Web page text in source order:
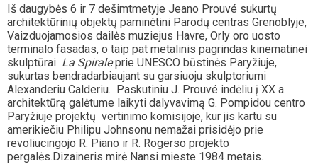
Iš daugybės 6 ir 7 dešimtmetyje Jeano Prouvé sukurtų
architektūrinių objektų paminėtini Parodų centras Grenoblyje,
Vaizduojamosios dailės muziejus Havre, Orly oro uosto
terminalo fasadas, o taip pat metalinis pagrindas kinematinei
skulptūrai La Spiraleprie UNESCO būstinės Paryžiuje,
sukurtas bendradarbiaujant su garsiuoju skulptoriumi
Alexanderiu Calderiu. Paskutiniu J. Prouvé indėliu į XX a.
architektūrą galėtume laikyti dalyvavimą G. Pompidou centro
Paryžiuje projektų vertinimo komisijoje, kur jis kartu su
amerikiečiu Philipu Johnsonu nemažai prisidėjo prie
revoliucingojo R. Piano ir R. Rogerso projekto
pergalės.Dizaineris mirė Nansi mieste 1984 metais.